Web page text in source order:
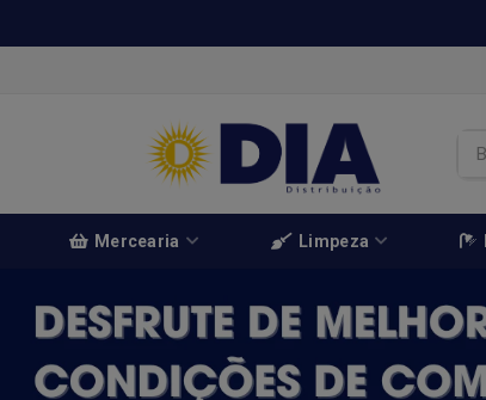
Mercearia Limpeza